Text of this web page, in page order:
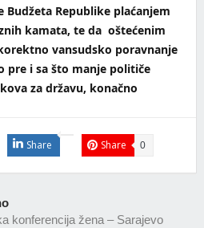
Republike plaćanjem
kamata, te da oštećenim
vansudsko poravnanje
pre i sa što manje političe
za državu, konačno
Share Share 0
konferencija žena – Sarajevo